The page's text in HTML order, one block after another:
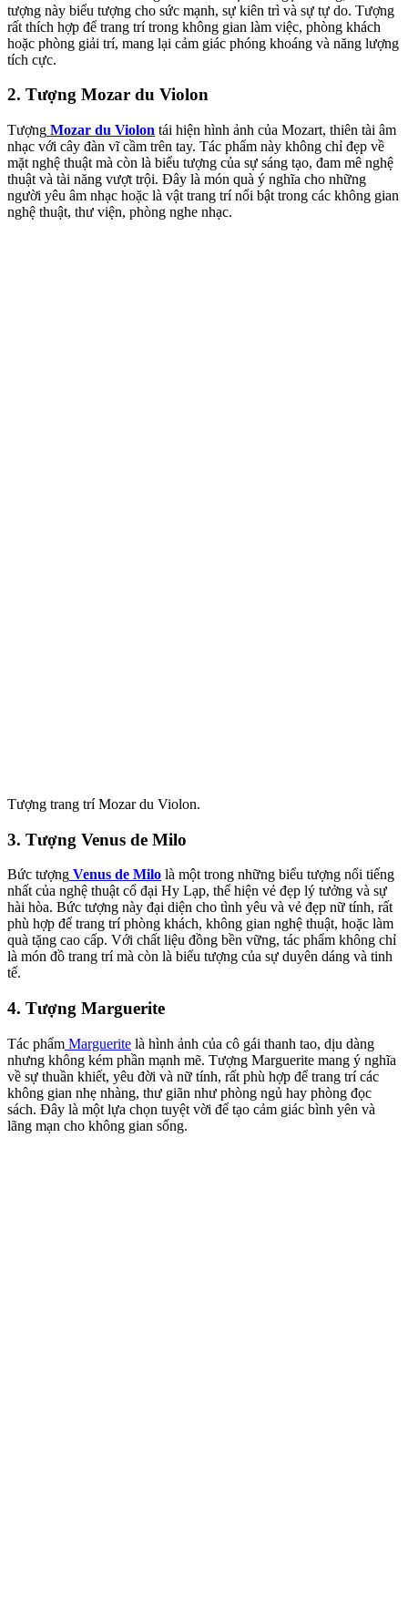
tượng này biểu tượng cho sức mạnh, sự kiên trì và sự tự do. Tượng
rất thích hợp để trang trí trong không gian làm việc, phòng khách
hoặc phòng giải trí, mang lại cảm giác phóng khoáng và năng lượng
tích cực.
2. Tượng Mozar du Violon
Tượng Mozar du Violon tái hiện hình ảnh của Mozart, thiên tài âm
nhạc với cây đàn vĩ cầm trên tay. Tác phẩm này không chỉ đẹp về
mặt nghệ thuật mà còn là biểu tượng của sự sáng tạo, đam mê nghệ
thuật và tài năng vượt trội. Đây là món quà ý nghĩa cho những
người yêu âm nhạc hoặc là vật trang trí nổi bật trong các không gian
nghệ thuật, thư viện, phòng nghe nhạc.
Tượng trang trí Mozar du Violon.
3. Tượng Venus de Milo
Bức tượng Venus de Milo là một trong những biểu tượng nổi tiếng
nhất của nghệ thuật cổ đại Hy Lạp, thể hiện vẻ đẹp lý tưởng và sự
hài hòa. Bức tượng này đại diện cho tình yêu và vẻ đẹp nữ tính, rất
phù hợp để trang trí phòng khách, không gian nghệ thuật, hoặc làm
quà tặng cao cấp. Với chất liệu đồng bền vững, tác phẩm không chỉ
là món đồ trang trí mà còn là biểu tượng của sự duyên dáng và tinh
tế.
4. Tượng Marguerite
Tác phẩm Marguerite là hình ảnh của cô gái thanh tao, dịu dàng
nhưng không kém phần mạnh mẽ. Tượng Marguerite mang ý nghĩa
về sự thuần khiết, yêu đời và nữ tính, rất phù hợp để trang trí các
không gian nhẹ nhàng, thư giãn như phòng ngủ hay phòng đọc
sách. Đây là một lựa chọn tuyệt vời để tạo cảm giác bình yên và
lãng mạn cho không gian sống.